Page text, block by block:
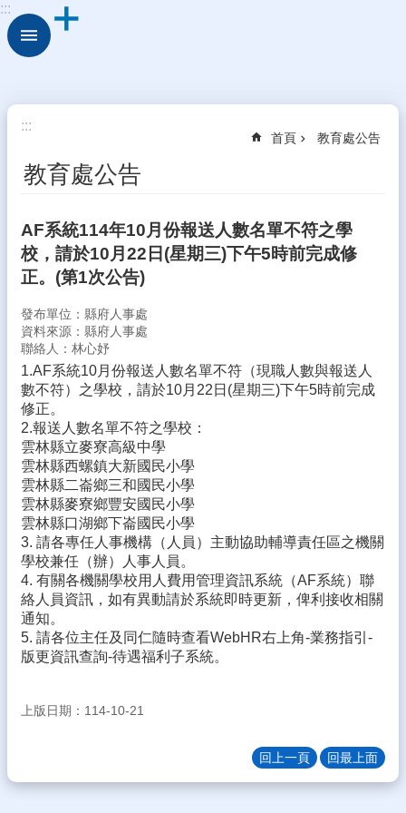
跳到主要內容區塊
進
校
動
態
識
本
校
行
政
處
室
學
生
專
區
校
園
成
果
校
務
E
化
縣
進
:::
:::
首頁 教育處公告
教育處公告
AF系統114年10月份報送人數名單不符之學
校，請於10月22日(星期三)下午5時前完成修
正。(第1次公告)
發布單位：縣府人事處
資料來源：縣府人事處
聯絡人：林心妤
1.AF系統10月份報送人數名單不符（現職人數與報送人
數不符）之學校，請於10月22日(星期三)下午5時前完成
修正。
2.報送人數名單不符之學校：
雲林縣立麥寮高級中學
雲林縣西螺鎮大新國民小學
雲林縣二崙鄉三和國民小學
雲林縣麥寮鄉豐安國民小學
雲林縣口湖鄉下崙國民小學
3. 請各專任人事機構（人員）主動協助輔導責任區之機關
學校兼任（辦）人事人員。
4. 有關各機關學校用人費用管理資訊系統（AF系統）聯
絡人員資訊，如有異動請於系統即時更新，俾利接收相關
通知。
5. 請各位主任及同仁隨時查看WebHR右上角-業務指引-
版更資訊查詢-待遇福利子系統。
上版日期：114-10-21
回上一頁 回最上面